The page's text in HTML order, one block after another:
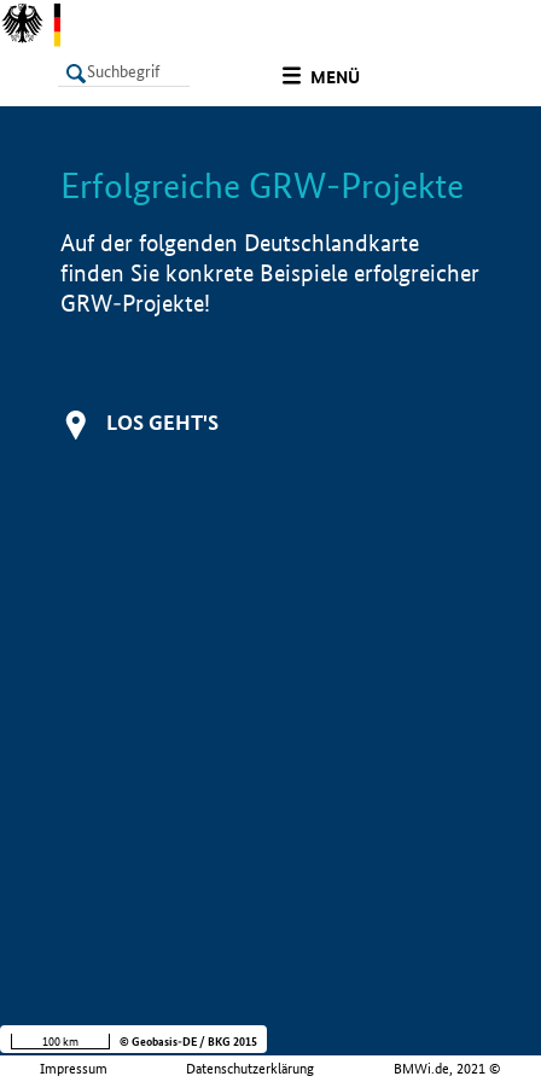
MENÜ
LISTE Info
Erfolgreiche GRW-Projekte
Auf der folgenden Deutschlandkarte
finden Sie konkrete Beispiele erfolgreicher
GRW-Projekte!
LOS GEHT'S
Impressum Datenschutzerklärung BMWi.de, 2021 ©
100 km © Geobasis-DE / BKG 2015